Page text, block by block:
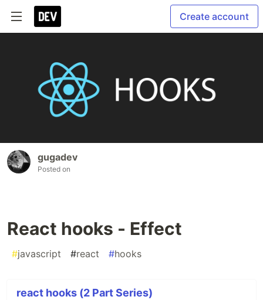
Create account
gugadev
Posted on
React hooks - Effect
#javascript #react #hooks
react hooks (2 Part Series)